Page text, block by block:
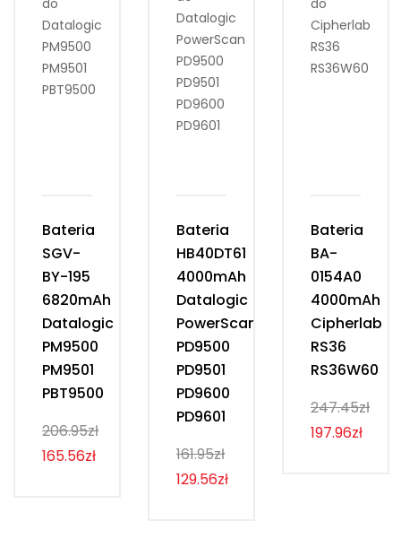
Bateria
SGV-
BY-195
6820mAh
Datalogic
PM9500
PM9501
PBT9500
206.95zł
165.56zł
Bateria
HB40DT61
4000mAh
Datalogic
PowerScan
PD9500
PD9501
PD9600
PD9601
161.95zł
129.56zł
Bateria
BA-
0154A0
4000mAh
Cipherlab
RS36
RS36W60
247.45zł
197.96zł